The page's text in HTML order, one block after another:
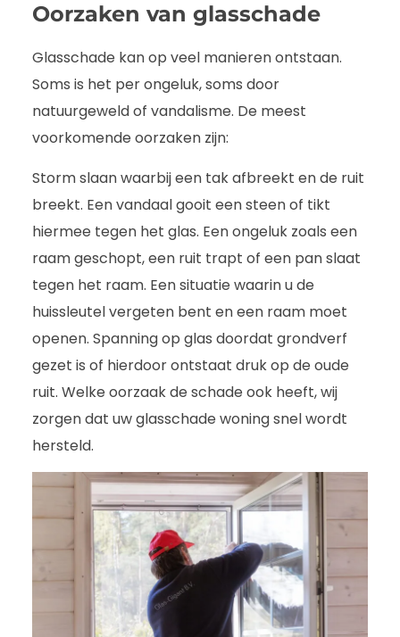
Oorzaken van glasschade
Glasschade kan op veel manieren ontstaan.
Soms is het per ongeluk, soms door
natuurgeweld of vandalisme. De meest
voorkomende oorzaken zijn:
Storm slaan waarbij een tak afbreekt en de ruit
breekt. Een vandaal gooit een steen of tikt
hiermee tegen het glas. Een ongeluk zoals een
raam geschopt, een ruit trapt of een pan slaat
tegen het raam. Een situatie waarin u de
huissleutel vergeten bent en een raam moet
openen. Spanning op glas doordat grondverf
gezet is of hierdoor ontstaat druk op de oude
ruit. Welke oorzaak de schade ook heeft, wij
zorgen dat uw glasschade woning snel wordt
hersteld.